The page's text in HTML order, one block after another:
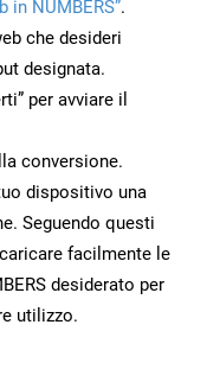
in NUMBERS”.
che desideri
designata.
per avviare il
conversione.
dispositivo una
Seguendo questi
facilmente le
desiderato per
utilizzo.